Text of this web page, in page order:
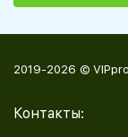
2019-2026 ©
Контакты: